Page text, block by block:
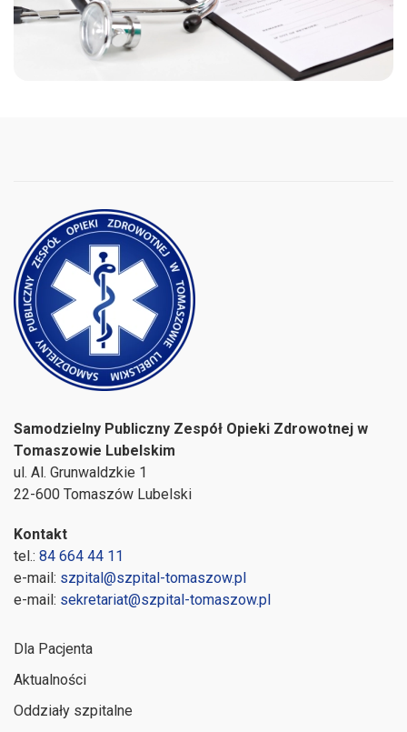
Samodzielny Publiczny Zespół Opieki Zdrowotnej w
Tomaszowie Lubelskim
ul. Al. Grunwaldzkie 1
22-600 Tomaszów Lubelski
Kontakt
tel.: 84 664 44 11
e-mail: szpital@szpital-tomaszow.pl
e-mail: sekretariat@szpital-tomaszow.pl
Dla Pacjenta
Aktualności
Oddziały szpitalne